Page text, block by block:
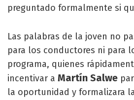
preguntado formalmente si
Las palabras de la joven no
para los conductores ni para
programa, quienes
incentivar a Martín Salwe
la oportunidad y formalizara